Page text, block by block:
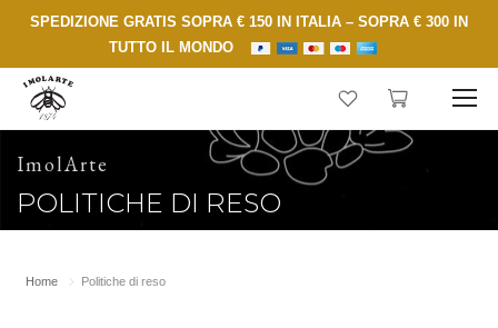
SPEDIZIONE GRATIS SOPRA € 150 IN ITALIA – SOPRA € 300 IN
TUTTO IL MONDO
ImolArte
POLITICHE DI RESO
Home Politiche di reso